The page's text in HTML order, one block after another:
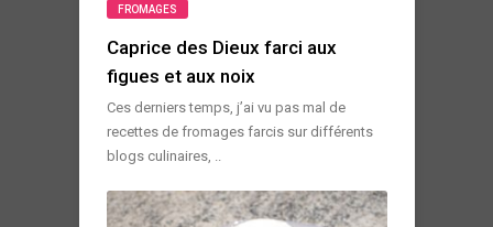
FROMAGES
Caprice des Dieux farci aux
figues et aux noix
Ces derniers temps, j’ai vu pas mal de
recettes de fromages farcis sur différents
blogs culinaires, ..